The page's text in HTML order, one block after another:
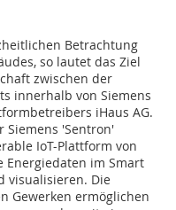
Betrachtung
so lautet das Ziel
zwischen der
innerhalb von Siemens
iHaus AG.
Siemens 'Sentron'
IoT-Plattform von
Energiedaten im Smart
visualisieren. Die
Gewerken ermöglichen